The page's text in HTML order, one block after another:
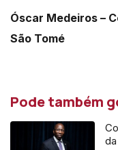
Óscar Medeiros –
São Tomé
Pode também